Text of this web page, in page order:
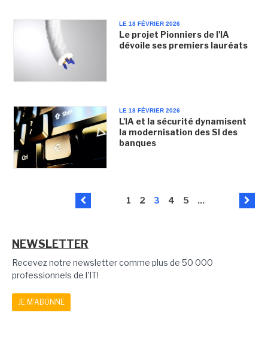
LE 18 FÉVRIER 2026
Le projet Pionniers de l'IA
dévoile ses premiers lauréats
LE 18 FÉVRIER 2026
L'IA et la sécurité dynamisent
la modernisation des SI des
banques
1 2 3 4 5 ...
NEWSLETTER
Recevez notre newsletter comme plus de 50 000
professionnels de l'IT!
JE M'ABONNE